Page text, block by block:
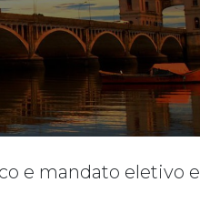
е mandato eletivo e